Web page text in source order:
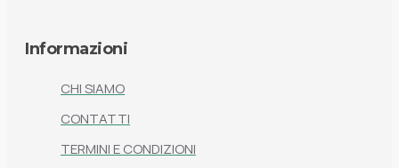
Informazioni
CHI SIAMO
CONTATTI
TERMINI E CONDIZIONI